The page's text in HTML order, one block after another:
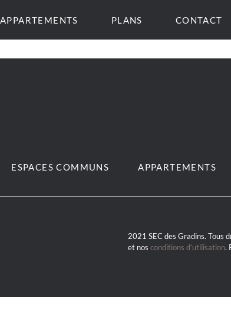
APPARTEMENTS PLANS CONTACT
ESPACES COMMUNS APPARTEMENTS
2021 SEC des Gradins. Tous
et nosconditions d’utilisation.